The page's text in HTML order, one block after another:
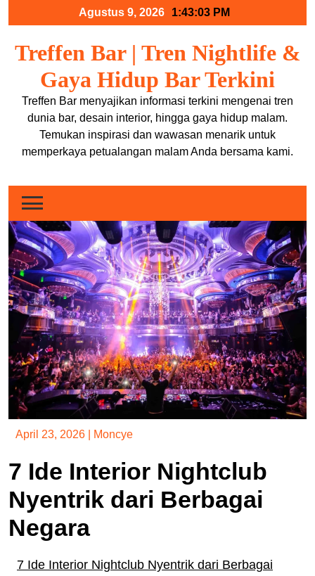
Agustus 9, 2026 1:43:04 PM
Treffen Bar | Tren Nightlife &
Gaya Hidup Bar Terkini
Treffen Bar menyajikan informasi terkini mengenai tren
dunia bar, desain interior, hingga gaya hidup malam.
Temukan inspirasi dan wawasan menarik untuk
memperkaya petualangan malam Anda bersama kami.
April 23, 2026 Moncye
7 Ide Interior Nightclub
Nyentrik dari Berbagai
Negara
7 Ide Interior Nightclub Nyentrik dari Berbagai